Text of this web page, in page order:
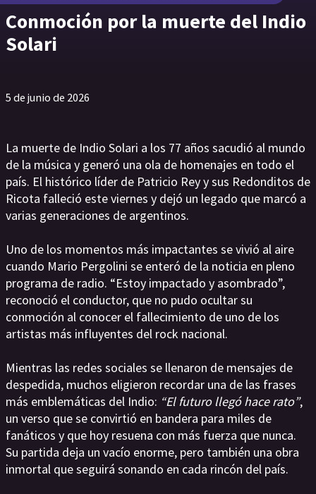
Conmoción por la muerte del Indio
Solari
5 de junio de 2026
La muerte de Indio Solari a los 77 años sacudió al mundo
de la música y generó una ola de homenajes en todo el
país. El histórico líder de Patricio Rey y sus Redonditos de
Ricota falleció este viernes y dejó un legado que marcó a
varias generaciones de argentinos.
Uno de los momentos más impactantes se vivió al aire
cuando Mario Pergolini se enteró de la noticia en pleno
programa de radio. “Estoy impactado y asombrado”,
reconoció el conductor, que no pudo ocultar su
conmoción al conocer el fallecimiento de uno de los
artistas más influyentes del rock nacional.
Mientras las redes sociales se llenaron de mensajes de
despedida, muchos eligieron recordar una de las frases
más emblemáticas del Indio: “El futuro llegó hace rato”,
un verso que se convirtió en bandera para miles de
fanáticos y que hoy resuena con más fuerza que nunca.
Su partida deja un vacío enorme, pero también una obra
inmortal que seguirá sonando en cada rincón del país.